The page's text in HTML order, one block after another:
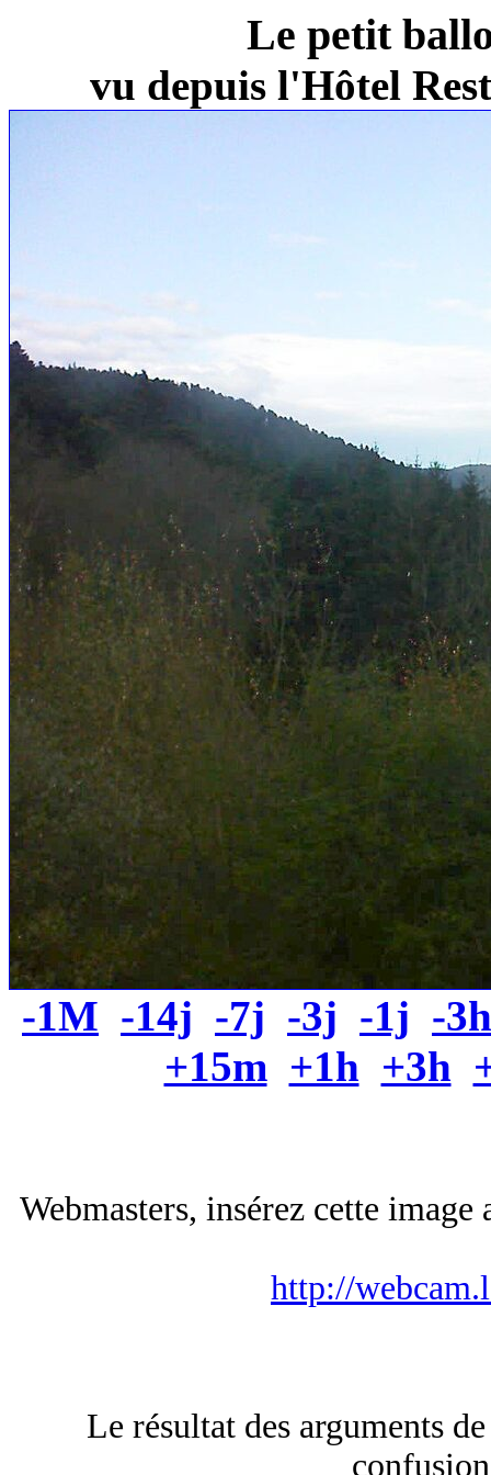
Le petit
vu depuis l'Hôtel
-1M -14j -7j -3j -1j -3h
+15m +1h +3h
Webmasters, insérez cette
http://
Le résultat des arguments